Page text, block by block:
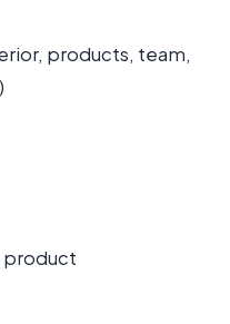
products, team,
product